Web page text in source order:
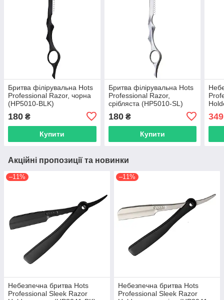
Бритва філірувальна Hots
Professional Razor, чорна
(HP5010-BLK)
180 ₴
Купити
Бритва філірувальна Hots
Professional Razor,
срібляста (HP5010-SL)
180₴
Купити
349
Акційні пропозиції та новинки
–11%
Небезпечна бритва Hots
Professional Sleek Razor
–11%
Небезпечна бритва Hots
Professional Sleek Razor